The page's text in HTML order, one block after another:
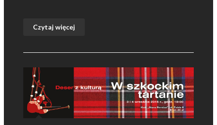
Czytaj więcej